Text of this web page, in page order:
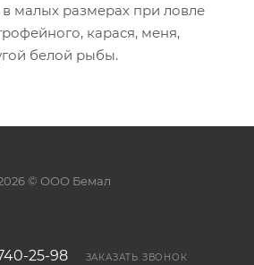
малых размерах при ловле
карася, меня,
белой рыбы.
© ООО Бемал
25-98 ЗАКАЗАТЬ ЗВОНОК